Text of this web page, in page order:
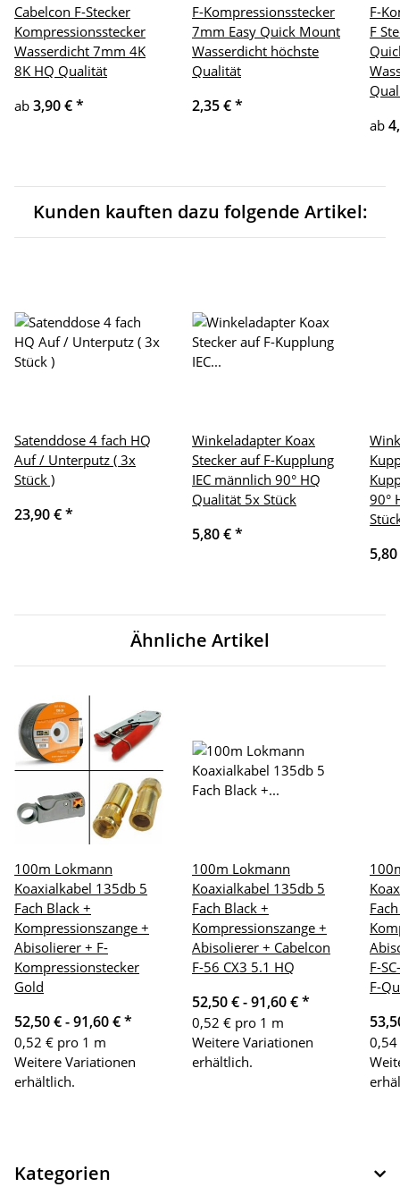
Cabelcon F-Stecker
Kompressionsstecker
Wasserdicht 7mm 4K
8K HQ Qualität
ab 3,90 €*
F-Kompressionsstecker
7mm Easy Quick Mount
Wasserdicht höchste
Qualität
2,35 €*
F-
F
ab
Kunden kauften dazu folgende Artikel:
Satenddose 4 fach HQ
Auf / Unterputz ( 3x
Stück )
23,90 €*
Winkeladapter Koax
Stecker auf F-Kupplung
IEC männlich 90° HQ
Qualität 5x Stück
5,80 €*
90°
Ähnliche Artikel
100m Lokmann
Koaxialkabel 135db 5
Fach Black +
Kompressionszange +
Abisolierer + F-
Kompressionstecker
Gold
52,50 € -91,60 €*
0,52 € pro 1 m
Weitere Variationen
erhältlich.
100m Lokmann
Koaxialkabel 135db 5
Fach Black +
Kompressionszange +
Abisolierer + Cabelcon
F-56 CX3 5.1 HQ
52,50 € -91,60 €*
0,52 € pro 1 m
Weitere Variationen
erhältlich.
F-
F-
Kategorien